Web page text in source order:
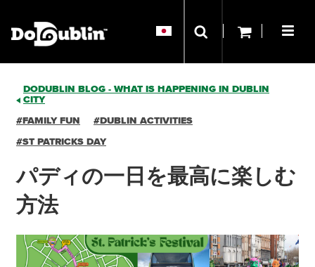
DODUBLIN BLOG - WHAT IS HAPPENING IN DUBLIN
CITY
#FAMILY FUN #DUBLIN ACTIVITIES
#ST PATRICKS DAY
パディの一日を最高に楽しむ
方法